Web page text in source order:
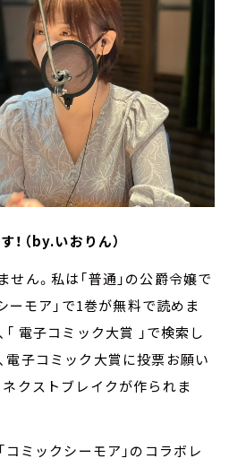
（by.いおりん）
せん。私は「普通」の公爵令嬢で
ーモア」で1巻が無料で読めま
電子コミック大賞 」で検索し
電子コミック大賞に投票お願い
ネクストブレイクが作られま
コミックシーモア」のコラボレ